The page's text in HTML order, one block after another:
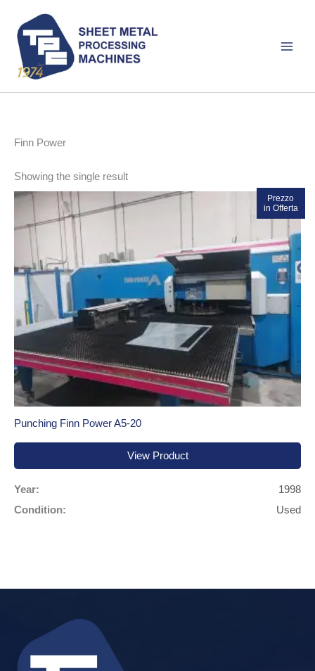
content
Finn Power
Showing the single result
Prezzo
in Offerta
Punching Finn Power A5-20
View Product
Year:
1998
Condition:
Used